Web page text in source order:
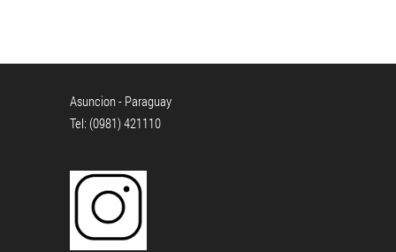
Asuncion - Paraguay
Tel: (0981) 421110